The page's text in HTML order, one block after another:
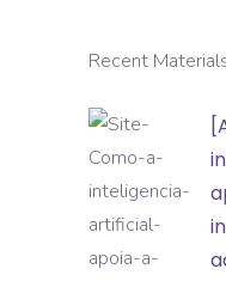
Recent
[Artigo]
Como
a
inteligência
artificial